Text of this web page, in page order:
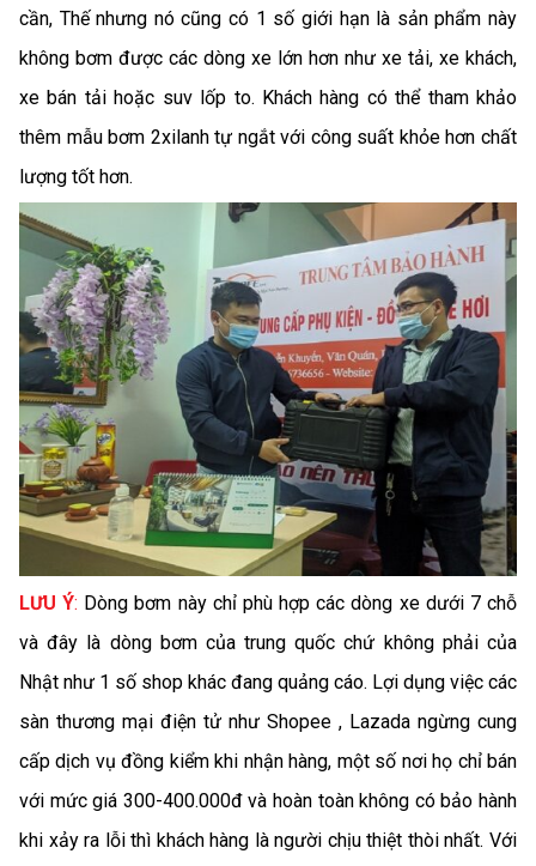
cần, Thế nhưng nó cũng có 1 số giới hạn là sản phẩm này
không bơm được các dòng xe lớn hơn như xe tải, xe khách,
xe bán tải hoặc suv lốp to. Khách hàng có thể tham khảo
thêm mẫu bơm 2xilanh tự ngắt với công suất khỏe hơn chất
lượng tốt hơn.
LƯU Ý: Dòng bơm này chỉ phù hợp các dòng xe dưới 7 chỗ
và đây là dòng bơm của trung quốc chứ không phải của
Nhật như 1 số shop khác đang quảng cáo. Lợi dụng việc các
sàn thương mại điện tử như Shopee , Lazada ngừng cung
cấp dịch vụ đồng kiểm khi nhận hàng, một số nơi họ chỉ bán
với mức giá 300-400.000đ và hoàn toàn không có bảo hành
khi xảy ra lỗi thì khách hàng là người chịu thiệt thòi nhất. Với